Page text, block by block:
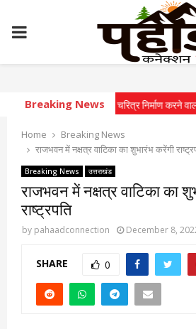
PRIMARY
MENU
Breaking News
युवाओं में राष्ट्रीय चरित्र निर्माण करने वाला देश का
Home
Breaking News
राजभवन में नक्षत्र वाटिका का शुभारंभ करेंगी
Breaking News उत्तराखंड
राजभवन में नक्षत्र वाटिका का
राष्ट्रपति
by pahaadconnection December 8,
SHARE 0